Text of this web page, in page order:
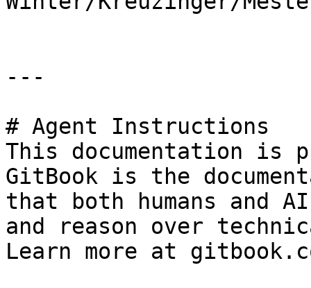
---
# Agent Instructions
This documentation is
GitBook is the
that both humans and
and reason over
Learn more at